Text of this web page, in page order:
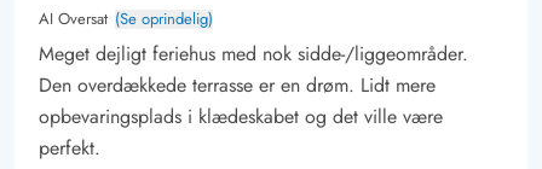
AI Oversat (Se oprindelig)
Meget dejligt feriehus med nok sidde-/liggeområder.
Den overdækkede terrasse er en drøm. Lidt mere
opbevaringsplads i klædeskabet og det ville være
perfekt.